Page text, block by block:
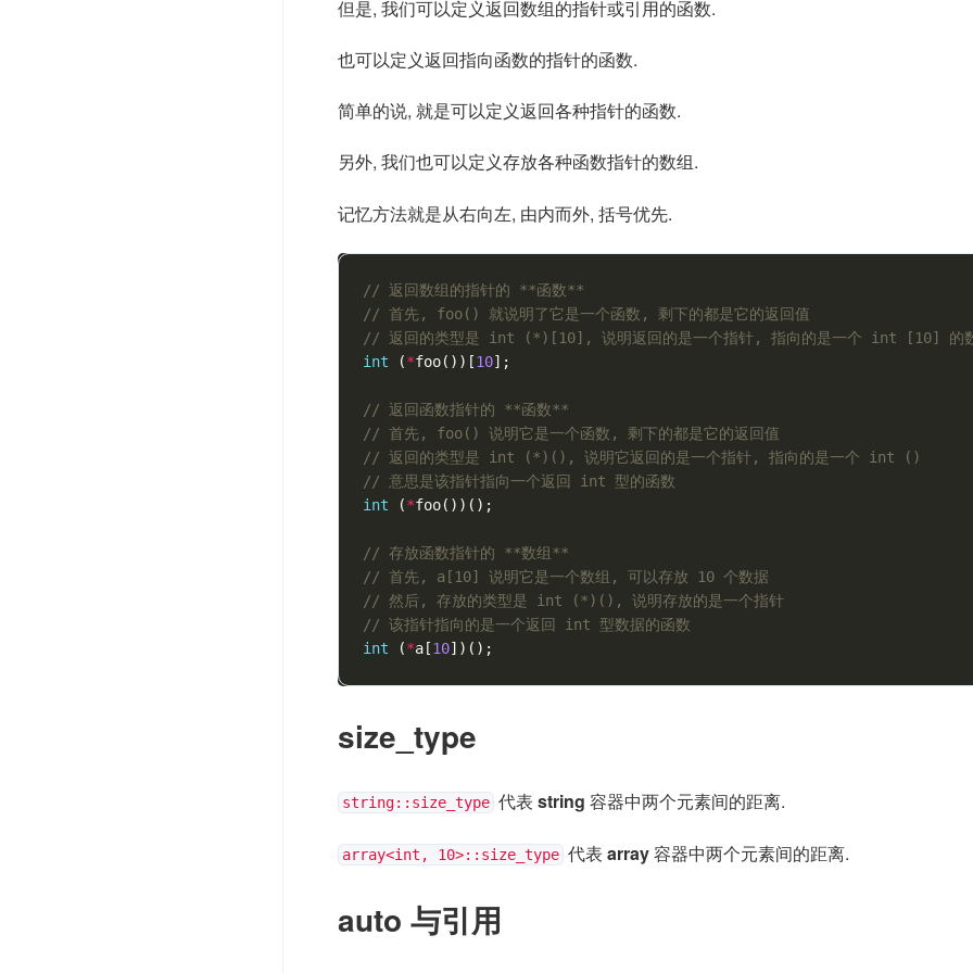
但是, 我们可以定义返回数组的指针或引用的函数.
也可以定义返回指向函数的指针的函数.
简单的说, 就是可以定义返回各种指针的函数.
另外, 我们也可以定义存放各种函数指针的数组.
记忆方法就是从右向左, 由内而外, 括号优先.
// 返回数组的指针的 **函数**
// 首先, foo() 就说明了它是一个函数, 剩下的都是它的返回值
// 返回的类型是 int (*)[10], 说明返回的是一个指针, 指向的是一个 int [10] 的
int
(*foo())[10];
// 返回函数指针的 **函数**
// 首先, foo() 说明它是一个函数, 剩下的都是它的返回值
// 返回的类型是 int (*)(), 说明它返回的是一个指针, 指向的是一个 int ()
// 意思是该指针指向一个返回 int 型的函数
int
(*foo())();
// 存放函数指针的 **数组**
// 首先, a[10] 说明它是一个数组, 可以存放 10 个数据
// 然后, 存放的类型是 int (*)(), 说明存放的是一个指针
// 该指针指向的是一个返回 int 型数据的函数
int
(*a [10])();
size_type
string::size_type 代表 string 容器中两个元素间的距离.
array<int, 10>::size_type 代表 array容器中两个元素间的距离.
auto 与引用